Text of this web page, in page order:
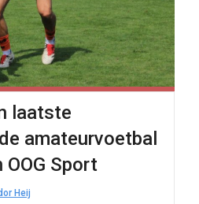
laatste
amateurvoetbal
OOG Sport
Heij